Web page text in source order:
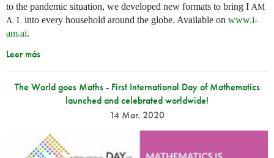
to the pandemic situation, we developed new formats to bring I AM
A. I. into every household around the globe. Available on www.i-
am.ai.
Leer más
The World goes Maths - First International Day of Mathematics
launched and celebrated worldwide!
14 Mar. 2020